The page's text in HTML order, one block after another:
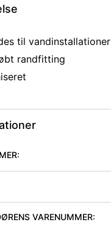
til vandinstallationer
randfitting
VARENUMMER: